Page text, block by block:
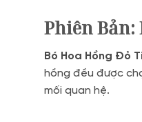
Phiên
Bó Hoa Hồng Đỏ
hồng đều được
mối quan hệ.